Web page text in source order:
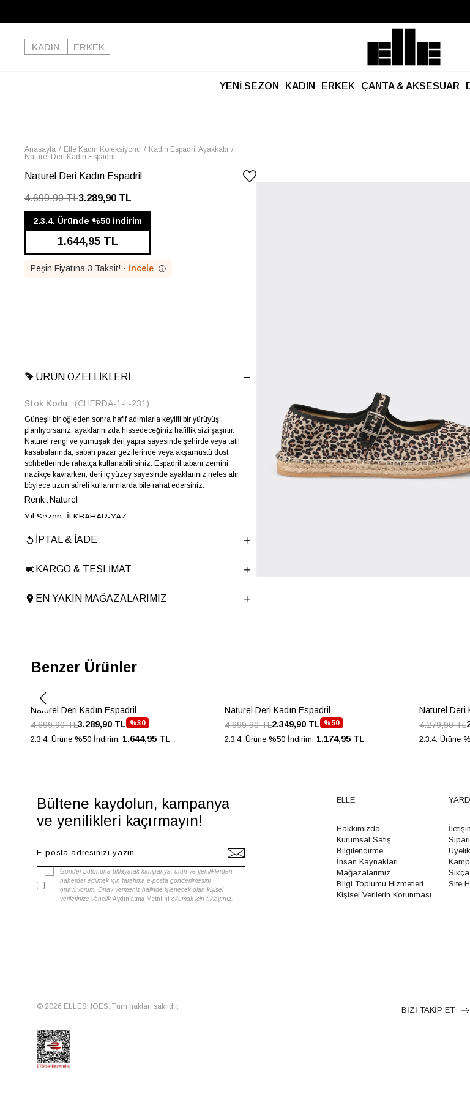
Kargo Ücretsiz!
KADIN
ERKEK
YENİ SEZON KADIN ERKEK ÇANTA & AKSESUAR
Anasayfa Elle Kadın Koleksiyonu
Kadın Espadril Ayakkabı
Naturel Deri Kadın Espadril
Naturel Deri Kadın Espadril
4.699,90 TL3.289,90 TL
2.3.4. Üründe %50 İndirim
1.644,95 TL
Peşin Fiyatına 3 Taksit! · İncele ⓘ
ÜRÜN ÖZELLIKLERI
Stok Kodu (CHERDA-1-L-231)
Güneşli bir öğleden sonra hafif adımlarla keyifli bir yürüyüş
planlıyorsanız, ayaklarınızda hissedeceğiniz hafiflik sizi şaşırtır.
Naturel rengi ve yumuşak deri yapısı sayesinde şehirde veya tatil
kasabalarında, sabah pazar gezilerinde veya akşamüstü dost
sohbetlerinde rahatça kullanabilirsiniz. Espadril tabanı zemini
nazikçe kavrarken, deri iç yüzey sayesinde ayaklarınız nefes alır,
böylece uzun süreli kullanımlarda bile rahat edersiniz.
Renk Naturel
Yıl Sezon
İLKBAHAR-YAZ
Marka ELLE
Ana Malzeme
İnek Derisi-Tekstil
Topuk Boyu 2 cm
Menşei TURKIYE
İPTAL & İADE
KARGO & TESLIMAT
EN YAKIN MAĞAZALARIMIZ
Benzer Ürünler
Naturel Deri Kadın Espadril
%30
3.289,90 TL
4.699,90 TL
2.3.4. Ürüne %50 İndirim: 1.644,95 TL
Naturel Deri Kadın Espadril
%50
2.349,90 TL
4.699,90 TL
2.3.4. Ürüne %50 İndirim: 1.174,95 TL
Naturel Deri
4.279,90 TL
2.3.4. Ürüne
Bültene kaydolun, kampanya
ve yenilikleri kaçırmayın!
Gönder butonuna tıklayarak kampanya, ürün ve yeniliklerden
haberdar edilmek için tarafıma e-posta gönderilmesini
onaylıyorum. Onay vermeniz halinde işlenecek olan kişisel
verilerinize yönelik Aydınlatma Metni'ni okumak için tıklayınız
ELLE
Hakkımızda
Kurumsal Satış
Bilgilendirme
İnsan Kaynakları
Mağazalarımız
Bilgi Toplumu Hizmetleri
Kişisel Verilerin Korunması
Site
© 2026 ELLESHOES. Tüm hakları saklıdır. BİZİ TAKİP ET